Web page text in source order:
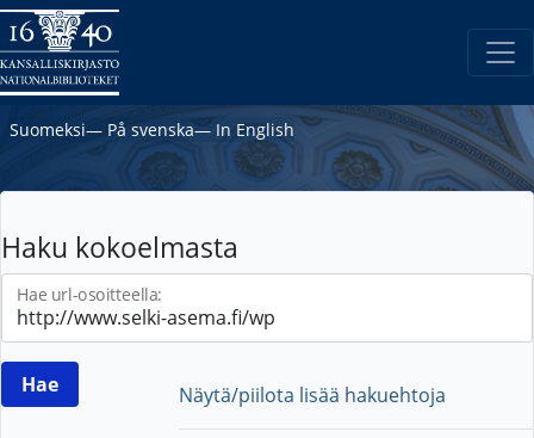
Suomeksi― På svenska― In English
Haku kokoelmasta
Hae url-osoitteella:
Näytä/piilota lisää hakuehtoja